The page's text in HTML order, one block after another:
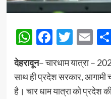
WhatsApp
देहरादून– चारधाम यात्रा –
साथ ही प्रदेश सरकार, आगामी
है। चार धाम यात्रा को प्रदेश